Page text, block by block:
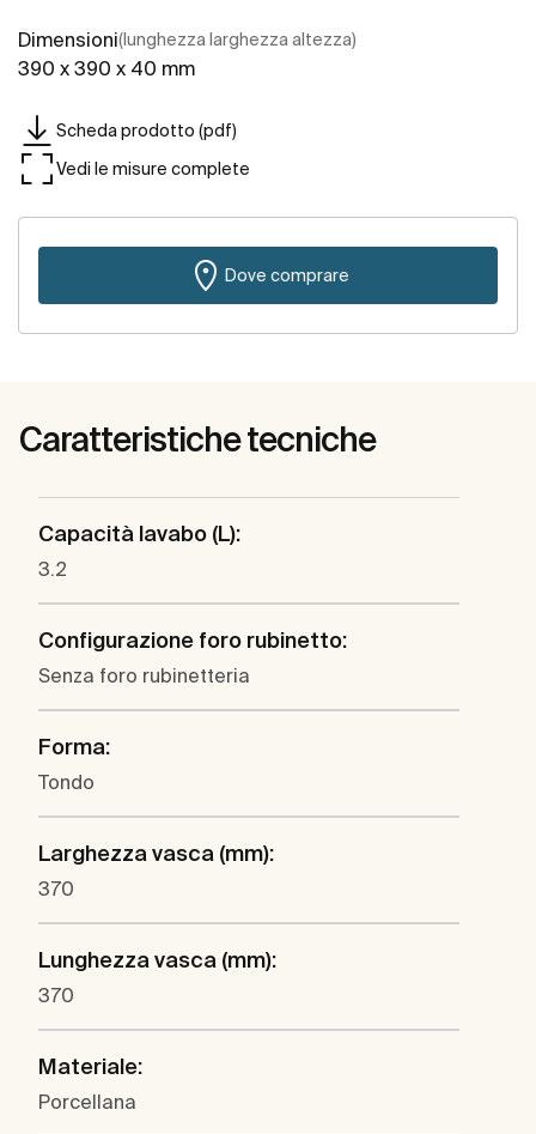
Dimensioni(lunghezza larghezza altezza)
390 x 390 x 40 mm
Scheda prodotto (pdf)
Vedi le misure complete
Dove comprare
Caratteristiche tecniche
Capacità lavabo (L):
3.2
Configurazione foro rubinetto:
Senza foro rubinetteria
Forma:
Tondo
Larghezza vasca (mm):
370
Lunghezza vasca (mm):
370
Materiale:
Porcellana